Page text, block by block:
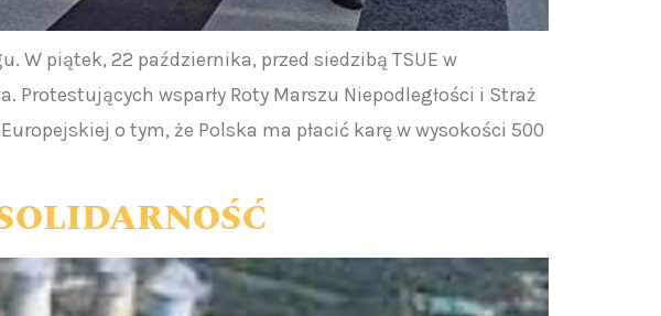
W piątek, 22 października, przed siedzibą TSUE w
wsparły Roty Marszu Niepodległości i Straż
o tym, że Polska ma płacić karę w wysokości 500